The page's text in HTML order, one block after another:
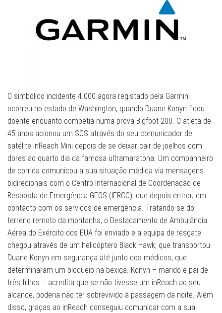
O simbólico incidente 4.000 agora registado pela Garmin
ocorreu no estado de Washington, quando Duane Konyn ficou
doente enquanto competia numa prova Bigfoot 200. O atleta de
45 anos acionou um SOS através do seu comunicador de
satélite inReach Mini depois de se deixar cair de joelhos com
dores ao quarto dia da famosa ultramaratona. Um companheiro
de corrida comunicou a sua situação médica via mensagens
bidirecionais com o Centro Internacional de Coordenação de
Resposta de Emergência GEOS (IERCC), que depois entrou em
contacto com os serviços de emergência. Tratando-se do
terreno remoto da montanha, o Destacamento de Ambulância
Aérea do Exército dos EUA foi enviado e a equipa de resgate
chegou através de um helicóptero Black Hawk, que transportou
Duane Konyn em segurança até junto dos médicos, que
determinaram um bloqueio na bexiga. Konyn – marido e pai de
três filhos – acredita que se não tivesse um inReach ao seu
alcance, poderia não ter sobrevivido à passagem da noite. Além
disso, graças ao inReach conseguiu comunicar com a sua